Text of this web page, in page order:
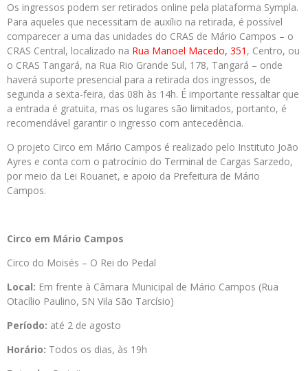
Os ingressos podem ser retirados online pela plataforma Sympla.
Para aqueles que necessitam de auxílio na retirada, é possível
comparecer a uma das unidades do CRAS de Mário Campos – o
CRAS Central, localizado na Rua Manoel Macedo, 351 , Centro, ou
o CRAS Tangará, na Rua Rio Grande Sul, 178, Tangará – onde
haverá suporte presencial para a retirada dos ingressos, de
segunda a sexta-feira, das 08h às 14h. É importante ressaltar que
a entrada é gratuita, mas os lugares são limitados, portanto, é
recomendável garantir o ingresso com antecedência.
O projeto Circo em Mário Campos é realizado pelo Instituto João
Ayres e conta com o patrocínio do Terminal de Cargas Sarzedo,
por meio da Lei Rouanet, e apoio da Prefeitura de Mário
Campos.
Circo em Mário Campos
Circo do Moisés – O Rei do Pedal
Local: Em frente à Câmara Municipal de Mário Campos (Rua
Otacílio Paulino, SN Vila São Tarcísio)
Período: até 2 de agosto
Horário: Todos os dias, às 19h